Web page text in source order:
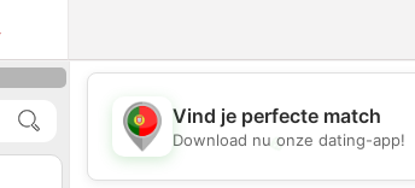
💖
Vind je perfecte match
Download nu onze dating-app!